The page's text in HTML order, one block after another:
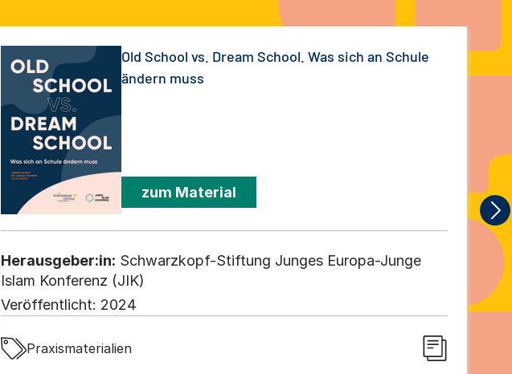
Old School vs. Dream School. Was sich an Schule
ändern muss
zum Material
Herausgeber:in: Schwarzkopf-Stiftung Junges Europa-Junge
Islam Konferenz (JIK)
Veröffentlicht: 2024
Praxismaterialien